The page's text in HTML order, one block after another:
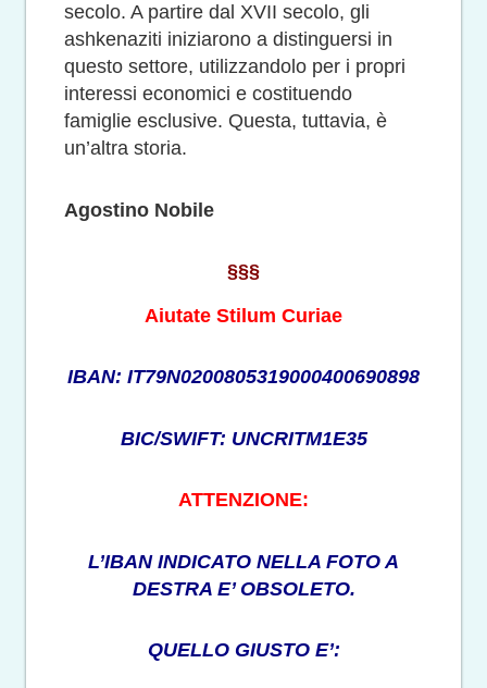
secolo. A partire dal XVII secolo, gli
ashkenaziti iniziarono a distinguersi in
questo settore, utilizzandolo per i propri
interessi economici e costituendo
famiglie esclusive. Questa, tuttavia, è
un’altra storia.
Agostino Nobile
§§§
Aiutate Stilum Curiae
IBAN: IT79N0200805319000400690898
BIC/SWIFT: UNCRITM1E35
ATTENZIONE:
L’IBAN INDICATO NELLA FOTO A
DESTRA E’ OBSOLETO.
QUELLO GIUSTO E’: